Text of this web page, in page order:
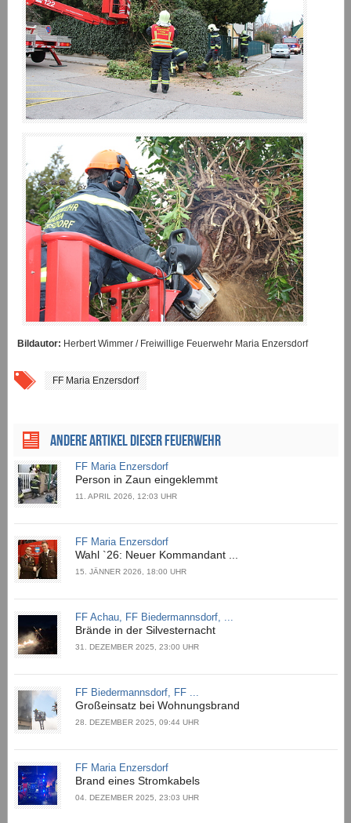
Bildautor: Herbert Wimmer / Freiwillige Feuerwehr Maria Enzersdorf
FF Maria Enzersdorf
ANDERE ARTIKEL DIESER FEUERWEHR
FF Maria Enzersdorf
Person in Zaun eingeklemmt
11. APRIL 2026, 12:03 UHR
FF Maria Enzersdorf
Wahl `26: Neuer Kommandant ...
15. JÄNNER 2026, 18:00 UHR
FF Achau, FF Biedermannsdorf, ...
Brände in der Silvesternacht
31. DEZEMBER 2025, 23:00 UHR
FF Biedermannsdorf, FF ...
Großeinsatz bei Wohnungsbrand
28. DEZEMBER 2025, 09:44 UHR
FF Maria Enzersdorf
Brand eines Stromkabels
04. DEZEMBER 2025, 23:03 UHR